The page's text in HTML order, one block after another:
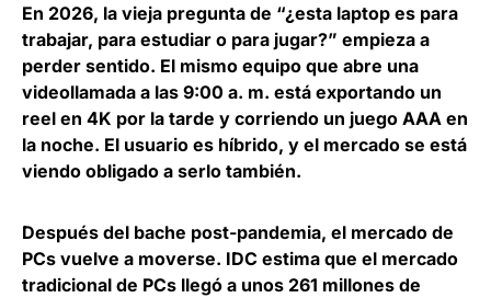
En 2026, la vieja pregunta de “¿esta laptop es para
trabajar, para estudiar o para jugar?” empieza a
perder sentido. El mismo equipo que abre una
videollamada a las 9:00 a. m. está exportando un
reel en 4K por la tarde y corriendo un juego AAA en
la noche. El usuario es híbrido, y el mercado se está
viendo obligado a serlo también.
Después del bache post-pandemia, el mercado de
PCs vuelve a moverse. IDC estima que el mercado
tradicional de PCs llegó a unos 261 millones de